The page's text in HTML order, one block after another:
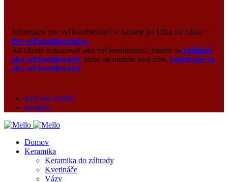
Informácie pre veľkoodberateľov nájdete po kliku na odkaz >
Pre veľkoodberateľov
Ak chcete nakupovať ako veľkoodberateľ, musíte sa prihlásiť
ako veľkoodberateľ alebo ak nemáte svoj účet, registrujte sa
ako veľkoodberateľ.
Kde nás uvidíte
Kontakt
Domov
Keramika
Keramika do záhrady
Kvetináče
Vázy